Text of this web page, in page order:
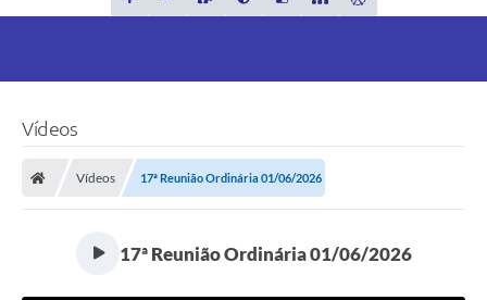
Vídeos
Vídeos 17ª Reunião Ordinária 01/06/2026
17ª Reunião Ordinária 01/06/2026